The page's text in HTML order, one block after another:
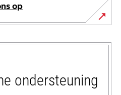
op
ondersteuning